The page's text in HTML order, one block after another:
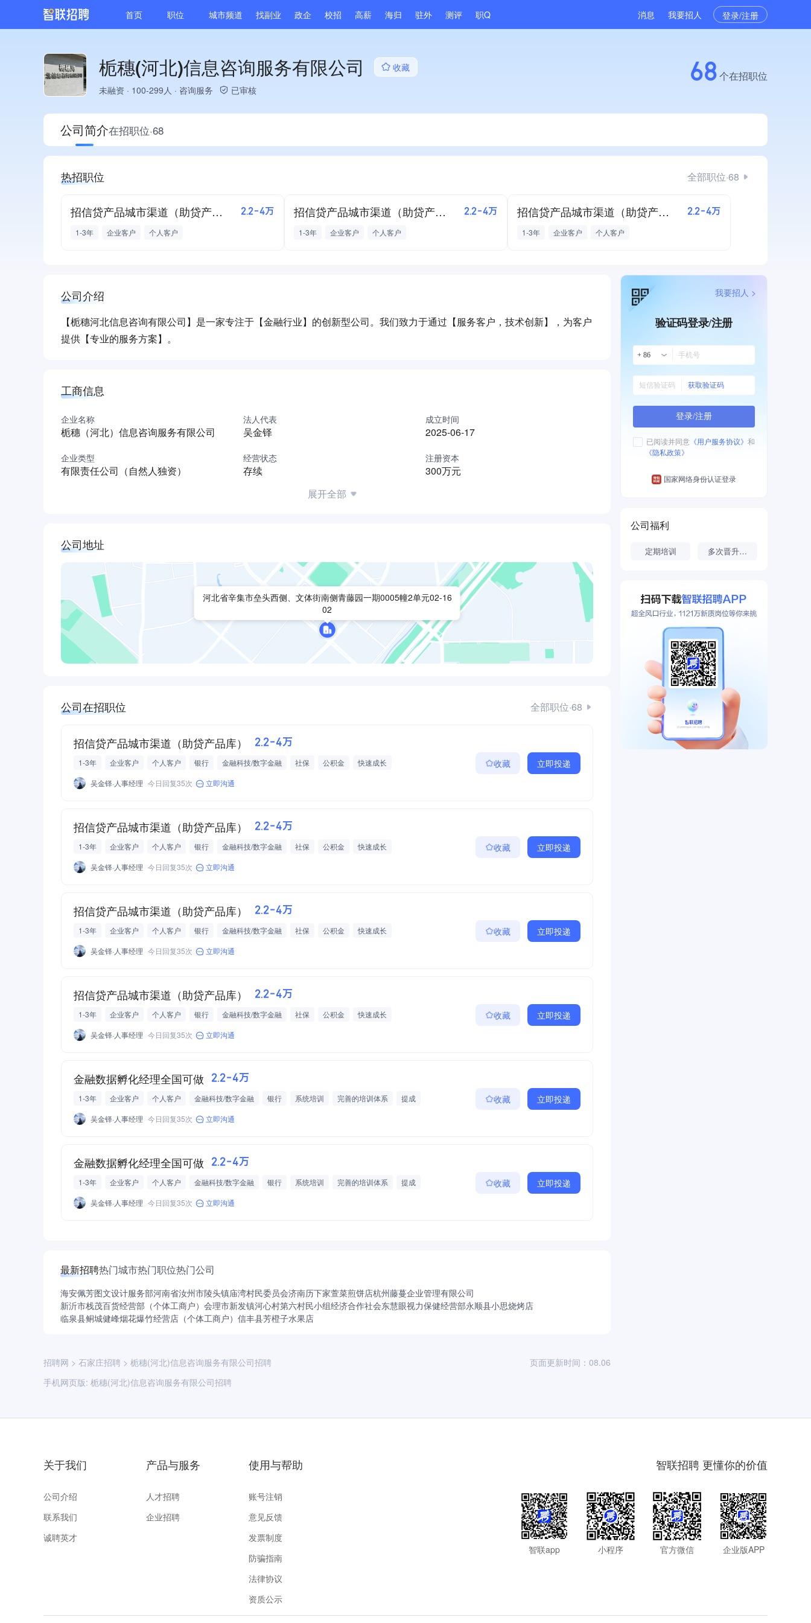
首页 职位 城市频道 找副业 政企 校招 高薪 海归 驻外 测评 职Q 消息 我要招人 登录/注册
栀穗(河北)信息咨询服务有限公司
收藏
未融资 · 100-299人 · 咨询服务 已审核
68个在招职位
公司简介在招职位·68
热招职位 全部职位·68
招信贷产品城市渠道（助贷产品库） 2.2-4万
1-3年 企业客户 个人客户
招信贷产品城市渠道（助贷产品库） 2.2-4万
1-3年 企业客户 个人客户
招信贷产品城市渠道（助贷产品库） 2.2-4万
1-3年 企业客户 个人客户
公司介绍
【栀穗河北信息咨询有限公司】是一家专注于【金融行业】的创新型公司。我们致力于通过【服务客户，技术创新】，为客户
提供【专业的服务方案】。
工商信息
企业名称
栀穗（河北）信息咨询服务有限公司
法人代表
吴金铎
成立时间
2025-06-17
企业类型
有限责任公司（自然人独资）
经营状态
存续
注册资本
300万元
展开全部
公司地址
河北省辛集市垒头西侧、文体街南侧青藤园一期0005幢2单元02-16
02
公司在招职位 全部职位·68
招信贷产品城市渠道（助贷产品库） 2.2-4万
1-3年 企业客户 个人客户 银行 金融科技/数字金融 社保 公积金
快速成长
吴金铎·人事经理 今日回复35次 立即沟通
收藏 立即投递
招信贷产品城市渠道（助贷产品库） 2.2-4万
1-3年 企业客户 个人客户 银行 金融科技/数字金融 社保 公积金
快速成长
吴金铎·人事经理 今日回复35次 立即沟通
收藏 立即投递
招信贷产品城市渠道（助贷产品库） 2.2-4万
1-3年 企业客户 个人客户 银行 金融科技/数字金融 社保 公积金
快速成长
吴金铎·人事经理 今日回复35次 立即沟通
收藏 立即投递
招信贷产品城市渠道（助贷产品库） 2.2-4万
1-3年 企业客户 个人客户 银行 金融科技/数字金融 社保 公积金
快速成长
吴金铎·人事经理 今日回复35次 立即沟通
收藏 立即投递
金融数据孵化经理全国可做 2.2-4万
1-3年 企业客户 个人客户 金融科技/数字金融 银行 系统培训 完善的培训体系
提成
发展空间
吴金铎·人事经理 今日回复35次 立即沟通
收藏 立即投递
金融数据孵化经理全国可做 2.2-4万
1-3年 企业客户 个人客户 金融科技/数字金融 银行 系统培训 完善的培训体系
提成
发展空间
吴金铎·人事经理 今日回复35次 立即沟通
收藏 立即投递
最新招聘热门城市热门职位热门公司
海安佩芳图文设计服务部河南省汝州市陵头镇庙湾村民委员会济南历下家萱菜煎饼店杭州藤蔓企业管理有限公司
新沂市栈茂百货经营部（个体工商户） 会理市新发镇河心村第六村民小组经济合作社会东慧眼视力保健经营部永顺县小思烧烤店
临泉县鲖城健峰烟花爆竹经营店（个体工商户） 信丰县芳橙子水果店
招聘网 > 石家庄招聘 > 栀穗(河北)信息咨询服务有限公司招聘
手机网页版: 栀穗(河北)信息咨询服务有限公司招聘
页面更新时间：08.06
验证码登录/注册
+ 86
获取验证码
登录/注册
已阅读并同意 《用户服务协议》 和
《隐私政策》
国家网络身份认证登录
我要招人 >
公司福利
定期培训 多次晋升机会
关于我们
公司介绍
联系我们
诚聘英才
产品与服务
人才招聘
企业招聘
使用与帮助
账号注销
意见反馈
发票制度
防骗指南
法律协议
资质公示
智联招聘 更懂你的价值
智联app 小程序 官方微信 企业版APP